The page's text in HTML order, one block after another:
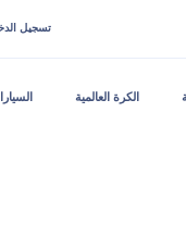
تسجيل
الكرة العالمية